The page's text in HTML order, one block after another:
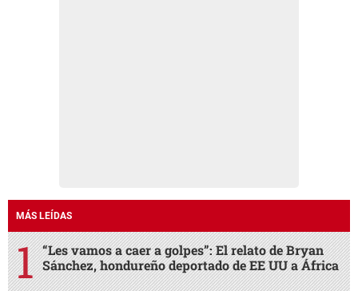
MÁS LEÍDAS
“Les vamos a caer a golpes”: El relato de Bryan
Sánchez, hondureño deportado de EE UU a África